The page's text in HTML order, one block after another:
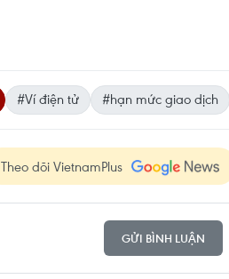
#Ví điện tử #hạn mức giao dịch
Theo dõi VietnamPlus
GỬI BÌNH LUẬN